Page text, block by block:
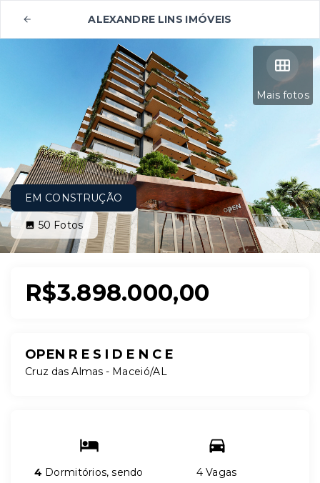
ALEXANDRE LINS IMÓVEIS
Mais fotos
EM CONSTRUÇÃO
50 Fotos
R$3.898.000,00
OPEN R E S I D E N C E
Cruz das Almas - Maceió/AL
4 Dormitórios, sendo
4 Vagas